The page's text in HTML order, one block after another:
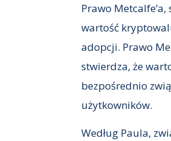
Prawo Metcalfe’a,
wartość
adopcji. Prawo
stwierdza, że
bezpośrednio
użytkowników.
Według Paula,